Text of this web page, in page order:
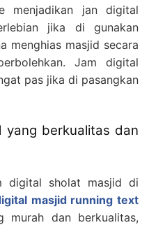
menjadikan jan digital
jika di gunakan
menghias masjid secara
Jam digital
pas jika di pasangkan
yang berkualitas dan
digital sholat masjid di
masjid running text
dan berkualitas,